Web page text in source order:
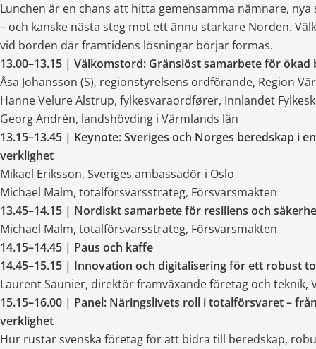
Lunchen är en chans att hitta gemensamma nämnare,
– och kanske nästa steg mot ett ännu starkare Norden.
vid borden där framtidens lösningar börjar formas.
13.00–13.15 | Välkomstord: Gränslöst samarbete för ökad
Åsa Johansson (S), regionstyrelsens ordförande, Region
Hanne Velure Alstrup, fylkesvaraordfører, Innlandet
Georg Andrén, landshövding i Värmlands län
13.15–13.45 | Keynote: Sveriges och Norges beredskap i
verklighet
Mikael Eriksson, Sveriges ambassadör i Oslo
Michael Malm, totalförsvarsstrateg, Försvarsmakten
13.45–14.15 | Nordiskt samarbete för resiliens och
Michael Malm, totalförsvarsstrateg, Försvarsmakten
14.15–14.45 | Paus och kaffe
14.45–15.15 | Innovation och digitalisering för ett robust
Laurent Saunier, direktör framväxande företag och teknik,
15.15–16.00 | Panel: Näringslivets roll i totalförsvaret –
verklighet
Hur rustar svenska företag för att bidra till beredskap,